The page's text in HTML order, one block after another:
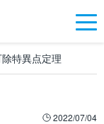
特異点定理
2022/07/04